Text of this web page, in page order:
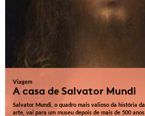
Viagem
A casa de Salvator Mundi
Salvator Mundi, o quadro mais valioso da história da
arte, vai para um museu depois de mais de 500 anos